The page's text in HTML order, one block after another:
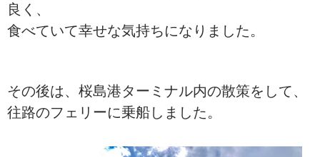
良く、
食べていて幸せな気持ちになりました。
その後は、桜島港ターミナル内の散策をして、
往路のフェリーに乗船しました。